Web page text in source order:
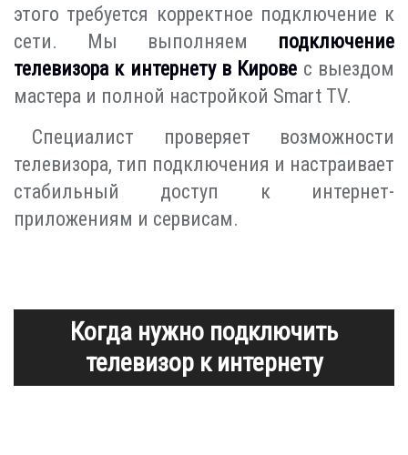
этого требуется корректное подключение к
сети. Мы выполняем подключение
телевизора к интернету в Кирове с выездом
мастера и полной настройкой Smart TV.
Специалист проверяет возможности
телевизора, тип подключения и настраивает
стабильный доступ к интернет-
приложениям и сервисам.
Когда нужно подключить
телевизор к интернету